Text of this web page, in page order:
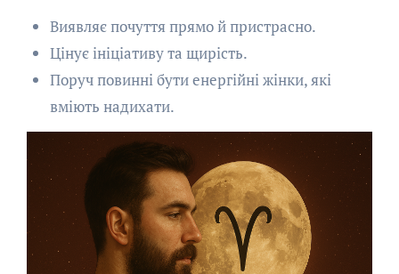
Виявляє почуття прямо й пристрасно.
Цінує ініціативу та щирість.
Поруч повинні бути енергійні жінки, які
вміють надихати.